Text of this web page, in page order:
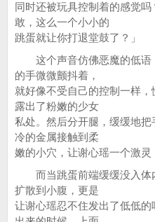
同时还被玩具控制着的感觉
敢，这么一个小小的
跳蛋就让你打退堂鼓了？」
这个声音仿佛恶魔的低语
的手微微颤抖着，
就好像不受自己的控制一样，
露出了粉嫩的少女
私处。然后分开腿，缓缓地
冷的金属接触到柔
嫩的小穴，让谢心瑶一个激灵
而当跳蛋前端缓缓没入体
扩散到小腹，更是
让谢心瑶忍不住发出了低低